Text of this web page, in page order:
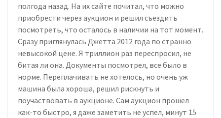
полгода назад. На их сайте почитал, что можно
приобрести через аукцион и решил съездить
посмотреть, что осталось в наличии на тот момент.
Сразу приглянулась Джетта 2012 года по странно
невысокой цене. Я триллион раз переспросил, не
битая ли она. Документы посмотрел, все было в
норме. Переплачивать не хотелось, но очень уж
машина была хороша, решил рискнуть и
поучаствовать в аукционе. Сам аукцион прошел
как-то быстро, я даже заметить не успел, минут 15